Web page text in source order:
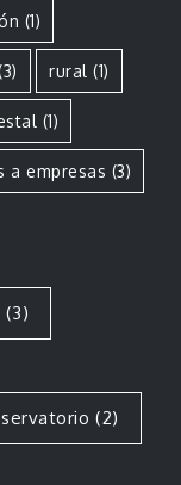
(1)
rural (1)
(1)
a empresas (3)
(3)
(2)